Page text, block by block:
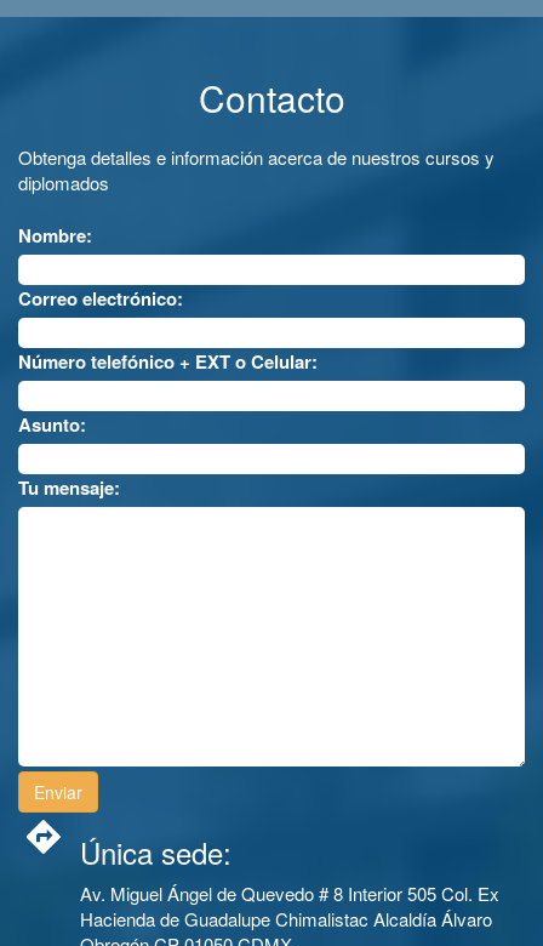
Contacto
Obtenga detalles e información acerca de nuestros cursos y
diplomados
Nombre:
Correo electrónico:
Número telefónico + EXT o Celular:
Asunto:
Tu mensaje:
Única sede:
Av. Miguel Ángel de Quevedo # 8 Interior 505 Col. Ex
Hacienda de Guadalupe Chimalistac Alcaldía Álvaro